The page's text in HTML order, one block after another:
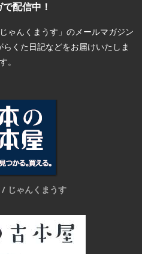
配信中！
ゃんくまうす」のメールマガジン
くた日記などをお届けいたしま
す。
/ じゃんくまうす